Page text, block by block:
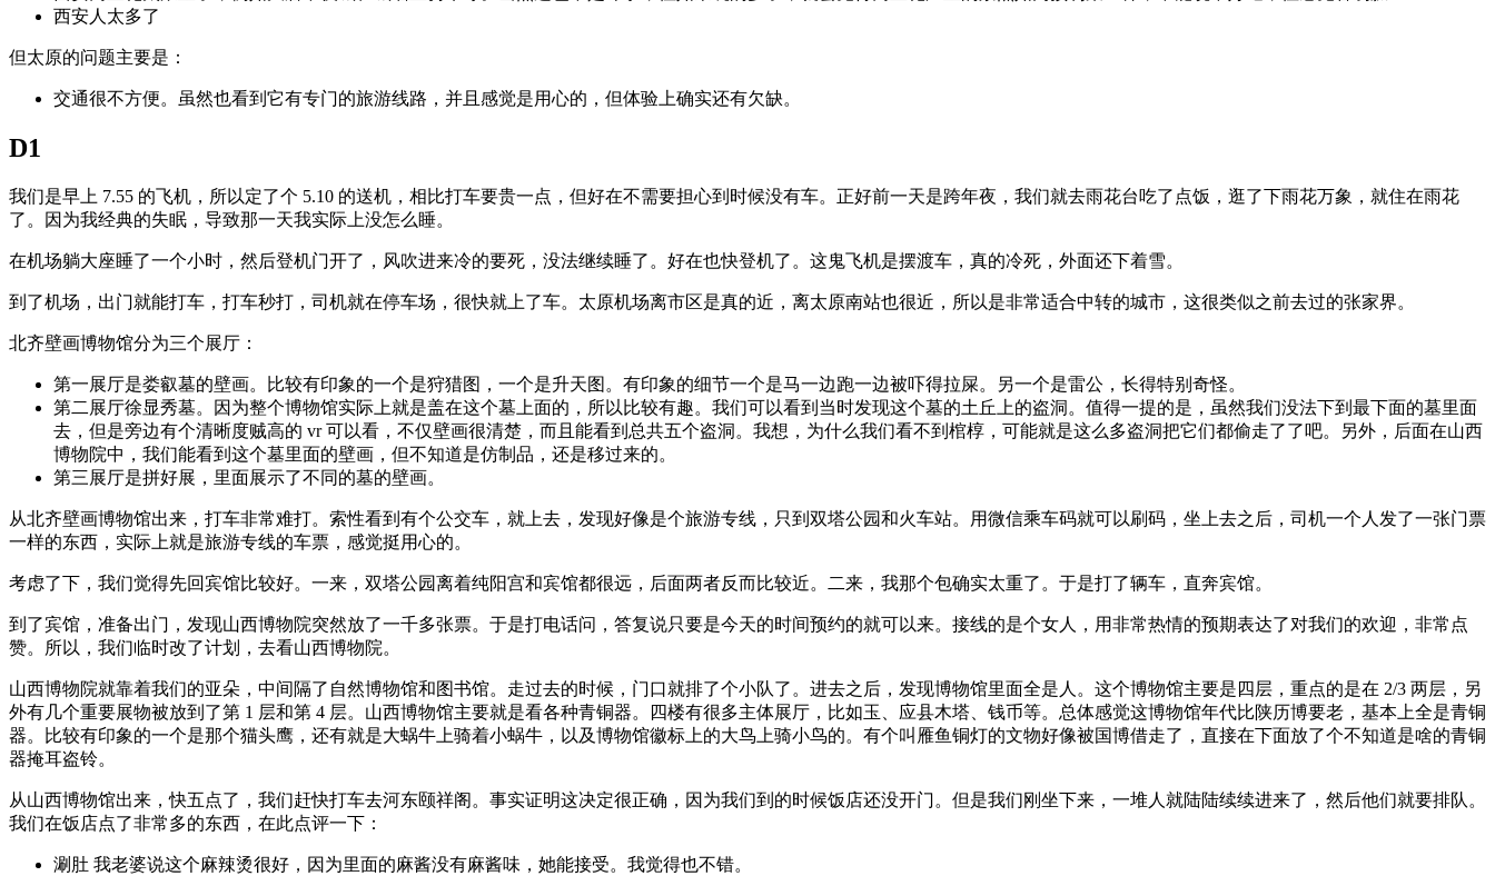
西安人太多了
但太原的问题主要是：
交通很不方便。虽然也看到它有专门的旅游线路，并且感觉是用心的，但体验上确实还有欠缺。
D1
我们是早上 7.55 的飞机，所以定了个 5.10 的送机，相比打车要贵一点，但好在不需要担心到时候没有车。正好前一天是跨年夜，我们就去雨花台吃了点饭，逛了下雨花万象，就住在雨花
了。因为我经典的失眠，导致那一天我实际上没怎么睡。
在机场躺大座睡了一个小时，然后登机门开了，风吹进来冷的要死，没法继续睡了。好在也快登机了。这鬼飞机是摆渡车，真的冷死，外面还下着雪。
到了机场，出门就能打车，打车秒打，司机就在停车场，很快就上了车。太原机场离市区是真的近，离太原南站也很近，所以是非常适合中转的城市，这很类似之前去过的张家界。
北齐壁画博物馆分为三个展厅：
第一展厅是娄叡墓的壁画。比较有印象的一个是狩猎图，一个是升天图。有印象的细节一个是马一边跑一边被吓得拉屎。另一个是雷公，长得特别奇怪。
第二展厅徐显秀墓。因为整个博物馆实际上就是盖在这个墓上面的，所以比较有趣。我们可以看到当时发现这个墓的土丘上的盗洞。值得一提的是，虽然我们没法下到最下面的墓里面
去，但是旁边有个清晰度贼高的 vr 可以看，不仅壁画很清楚，而且能看到总共五个盗洞。我想，为什么我们看不到棺椁，可能就是这么多盗洞把它们都偷走了了吧。另外，后面在山西
博物院中，我们能看到这个墓里面的壁画，但不知道是仿制品，还是移过来的。
第三展厅是拼好展，里面展示了不同的墓的壁画。
从北齐壁画博物馆出来，打车非常难打。索性看到有个公交车，就上去，发现好像是个旅游专线，只到双塔公园和火车站。用微信乘车码就可以刷码，坐上去之后，司机一个人发了一张门票
一样的东西，实际上就是旅游专线的车票，感觉挺用心的。
考虑了下，我们觉得先回宾馆比较好。一来，双塔公园离着纯阳宫和宾馆都很远，后面两者反而比较近。二来，我那个包确实太重了。于是打了辆车，直奔宾馆。
到了宾馆，准备出门，发现山西博物院突然放了一千多张票。于是打电话问，答复说只要是今天的时间预约的就可以来。接线的是个女人，用非常热情的预期表达了对我们的欢迎，非常点
赞。所以，我们临时改了计划，去看山西博物院。
山西博物院就靠着我们的亚朵，中间隔了自然博物馆和图书馆。走过去的时候，门口就排了个小队了。进去之后，发现博物馆里面全是人。这个博物馆主要是四层，重点的是在 2/3 两层，另
外有几个重要展物被放到了第 1 层和第 4 层。山西博物馆主要就是看各种青铜器。四楼有很多主体展厅，比如玉、应县木塔、钱币等。总体感觉这博物馆年代比陕历博要老，基本上全是青铜
器。比较有印象的一个是那个猫头鹰，还有就是大蜗牛上骑着小蜗牛，以及博物馆徽标上的大鸟上骑小鸟的。有个叫雁鱼铜灯的文物好像被国博借走了，直接在下面放了个不知道是啥的青铜
器掩耳盗铃。
从山西博物馆出来，快五点了，我们赶快打车去河东颐祥阁。事实证明这决定很正确，因为我们到的时候饭店还没开门。但是我们刚坐下来，一堆人就陆陆续续进来了，然后他们就要排队。
我们在饭店点了非常多的东西，在此点评一下：
涮肚 我老婆说这个麻辣烫很好，因为里面的麻酱没有麻酱味，她能接受。我觉得也不错。